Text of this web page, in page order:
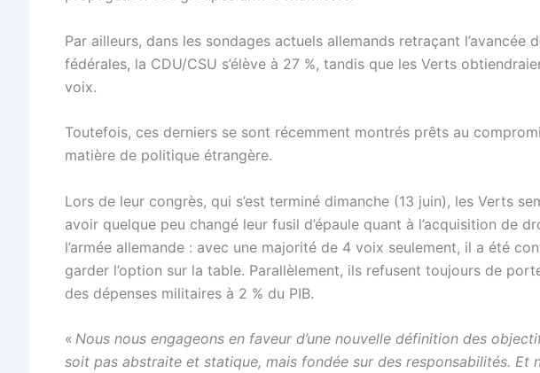
Par ailleurs, dans les sondages actuels allemands retraçant l’avancée
fédérales, la CDU/CSU s’élève à 27 %, tandis que les Verts
voix.
Toutefois, ces derniers se sont récemment montrés prêts au
matière de politique étrangère.
Lors de leur congrès, qui s’est terminé dimanche (13 juin), les Verts
avoir quelque peu changé leur fusil d’épaule quant à l’acquisition de
l’armée allemande : avec une majorité de 4 voix seulement, il a été
garder l’option sur la table. Parallèlement, ils refusent toujours de
des dépenses militaires à 2 % du PIB.
« Nous nous engageons en faveur d’une nouvelle définition des
soit pas abstraite et statique, mais fondée sur des responsabilités. Et